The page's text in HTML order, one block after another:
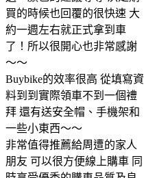
買的時候也回覆的很快速 大
約一週左右就正式拿到車
了！所以很開心也非常感謝
～～
Buybike的效率很高 從填寫資
料到到實際領車不到一個禮
拜 還有送安全帽、手機架和
一些小東西～～
非常值得推薦給周遭的家人
朋友 可以很方便線上購車 同